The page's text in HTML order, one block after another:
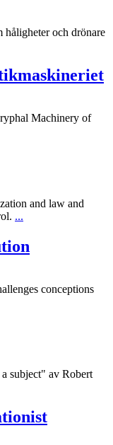
håligheter och drönare
Machinery of
and law and
...
conceptions
subject" av Robert